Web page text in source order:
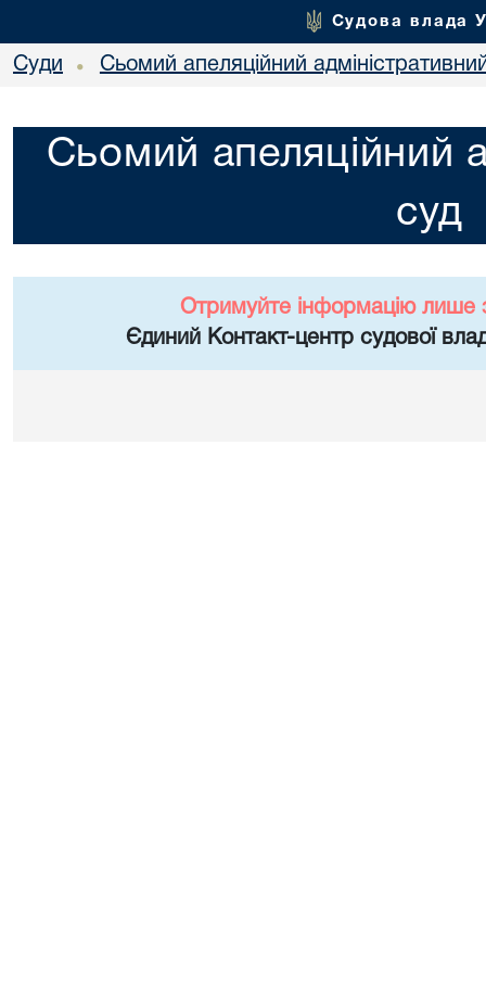
Судова влада
Суди • Сьомий апеляційний
Сьомий апеляційний
суд
Отримуйте інформацію лише
Єдиний Контакт-центр судової